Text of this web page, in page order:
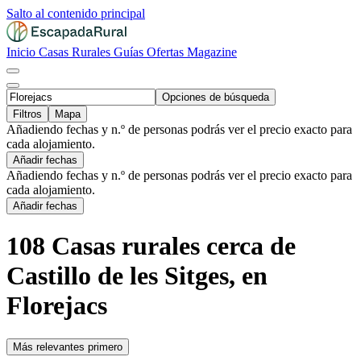
Salto al contenido principal
Inicio Casas Rurales Guías Ofertas Magazine
Opciones de búsqueda
Filtros
Mapa
Añadiendo fechas y n.º de personas podrás ver el precio exacto para
cada alojamiento.
Añadir fechas
Añadiendo fechas y n.º de personas podrás ver el precio exacto para
cada alojamiento.
Añadir fechas
108 Casas rurales cerca de
Castillo de les Sitges, en
Florejacs
Más relevantes primero